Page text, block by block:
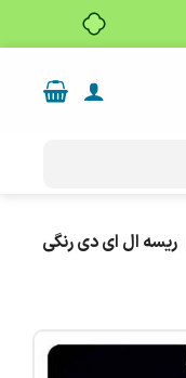
ریسه ال ای دی رنگی